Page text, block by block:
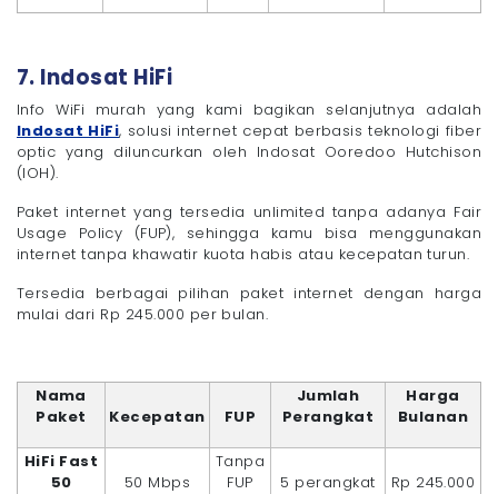
7. Indosat HiFi
Info WiFi murah yang kami bagikan selanjutnya adalah
Indosat HiFi, solusi internet cepat berbasis teknologi fiber
optic yang diluncurkan oleh Indosat Ooredoo Hutchison
(IOH).
Paket internet yang tersedia unlimited tanpa adanya Fair
Usage Policy (FUP), sehingga kamu bisa menggunakan
internet tanpa khawatir kuota habis atau kecepatan turun.
Tersedia berbagai pilihan paket internet dengan harga
mulai dari Rp 245.000 per bulan.
Nama
Paket
Kecepatan FUP
Jumlah
Perangkat
Harga
Bulanan
HiFi Fast
50
50 Mbps
Tanpa
FUP
5 perangkat Rp 245.000